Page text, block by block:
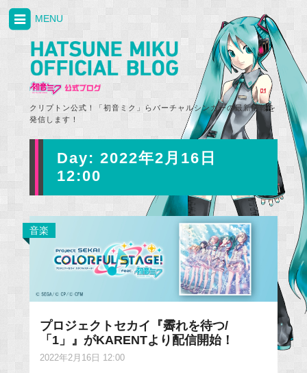
クリプトン公式！「初音ミク」らバーチャルシンガーの最新情報を
発信します！
MENU
Day: 2022年2月16日
12:00
音楽
プロジェクトセカイ『霽れを待つ/
「1」』がKARENTより配信開始！
2022年2月16日 12:00